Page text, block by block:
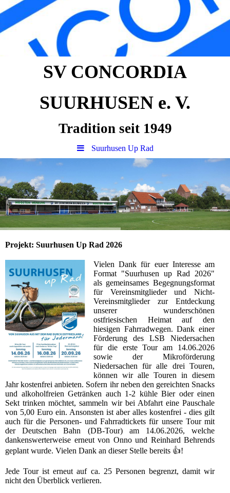
SV CONCORDIA
SUURHUSEN e. V.
Tradition seit 1949
Suurhusen Up Rad
Projekt: Suurhusen Up Rad 2026
Vielen Dank für euer Interesse am
Format "Suurhusen up Rad 2026"
als gemeinsames Begegnungsformat
für Vereinsmitglieder und Nicht-
Vereinsmitglieder zur Entdeckung
unserer wunderschönen
ostfriesischen Heimat auf den
hiesigen Fahrradwegen. Dank einer
Förderung des LSB Niedersachen
für die erste Tour am 14.06.2026
sowie der Mikroförderung
Niedersachen für alle drei Touren,
können wir alle Touren in diesem
Jahr kostenfrei anbieten. Sofern ihr neben den gereichten Snacks
und alkoholfreien Getränken auch 1-2 kühle Bier oder einen
Sekt trinken möchtet, sammeln wir bei Abfahrt eine Pauschale
von 5,00 Euro ein. Ansonsten ist aber alles kostenfrei - dies gilt
auch für die Personen- und Fahrradtickets für unsere Tour mit
der Deutschen Bahn (DB-Tour) am 14.06.2026, welche
dankenswerterweise erneut von Onno und Reinhard Behrends
geplant wurde. Vielen Dank an dieser Stelle bereits 👍!
Jede Tour ist erneut auf ca. 25 Personen begrenzt, damit wir
nicht den Überblick verlieren.